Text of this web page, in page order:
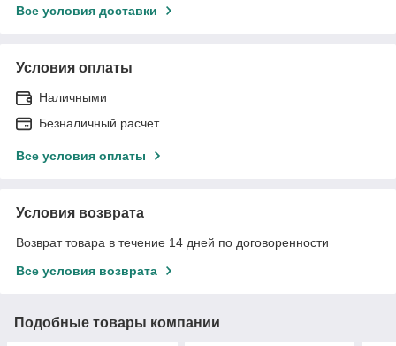
Все условия доставки
Условия оплаты
Наличными
Безналичный расчет
Все условия оплаты
Условия возврата
Возврат товара в течение 14 дней по договоренности
Все условия возврата
Подобные товары компании